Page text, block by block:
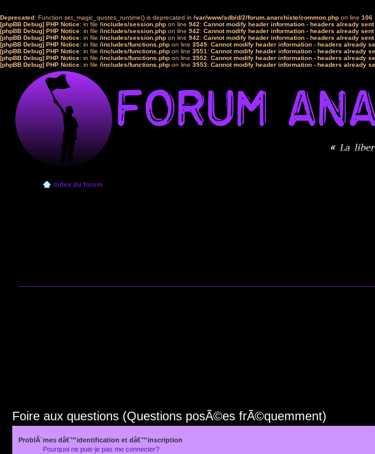
Deprecated: Function set_magic_quotes_runtime() is deprecated in /var/www/sdb/d/2/forum.anarchiste/common.php on line 106
[phpBB Debug] PHP Notice: in file /includes/session.php on line 942: Cannot modify header information - headers already
[phpBB Debug] PHP Notice: in file /includes/session.php on line 942: Cannot modify header information - headers already
[phpBB Debug] PHP Notice: in file /includes/session.php on line 942: Cannot modify header information - headers already
[phpBB Debug] PHP Notice: in file /includes/functions.php on line 3549: Cannot modify header information - headers already
[phpBB Debug] PHP Notice: in file /includes/functions.php on line 3551: Cannot modify header information - headers already
[phpBB Debug] PHP Notice: in file /includes/functions.php on line 3552: Cannot modify header information - headers already
[phpBB Debug] PHP Notice: in file /includes/functions.php on line 3553: Cannot modify header information - headers already
Index du forum
Foire aux questions (Questions posÃ©es frÃ©quemment)
ProblÃ¨mes dâ€™identification et dâ€™inscription
Pourquoi ne puis-je pas me connecter?